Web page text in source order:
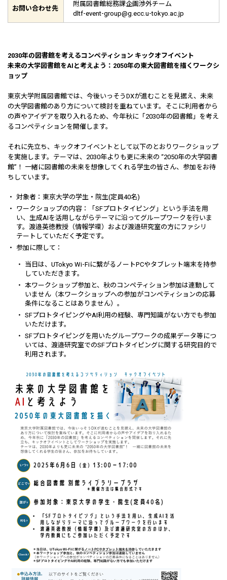
お問い合わせ先
附属図書館総務課企画渉外チーム
dltf-event-group@g.ecc.u-tokyo.ac.jp
2030年の図書館を考えるコンペティション キックオフイベント​
未来の大学図書館をAIと考えよう：2050年の東大図書館を描くワークシ
ョップ
東京大学附属図書館では、今後いっそうDXが進むことを見据え、未来
の大学図書館のあり方について検討を重ねています。そこに利用者から
の声やアイデアを取り入れるため、今年秋に「2030年の図書館」を考え
るコンペティションを開催します。
それに先立ち、キックオフイベントとして以下のとおりワークショップ
を実施します。テーマは、2030年よりも更に未来の “2050年の大学図書
館”！ 一緒に図書館の未来を想像してくれる学生の皆さん、参加をお待
ちしています。
対象者：東京大学の学生・院生(定員40名)
ワークショップの内容：「SFプロトタイピング」という手法を用
い、生成AIを活用しながらテーマに沿ってグループワークを行いま
す。渡邉英徳教授（情報学環）および渡邉研究室の方にファシリ
テートしていただく予定です。
参加に際して：
当日は、UTokyo Wi-Fiに繋がるノートPCやタブレット端末を持参
していただきます。
本ワークショップ参加と、秋のコンペティション参加は連動して
いません（本ワークショップへの参加がコンペティションの応募
条件になることはありません）。
SFプロトタイピングやAI利用の経験、専門知識がない方でも参加
いただけます。
SFプロトタイピングを用いたグループワークの成果データ等につ
いては、渡邉研究室でのSFプロトタイピングに関する研究目的で
利用されます。